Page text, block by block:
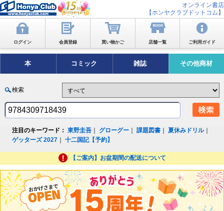
オンライン書店
【ホンヤクラブドットコム】
ログイン 会員登録 買い物かご 店舗一覧 ご利用ガイド
本 コミック 雑誌 その他商材
検索
注目のキーワード： 東野圭吾 グローグー ｜課題図書 ｜夏休みドリル｜
ゲッターズ 2027 ｜十二国記【予約】
【ご案内】お盆期間の配送について